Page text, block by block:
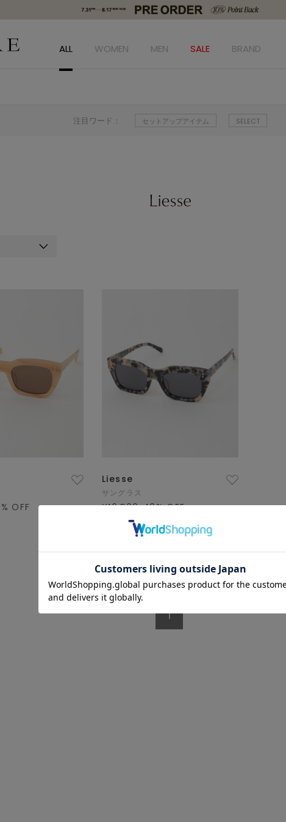
ALL WOMEN MEN SALE BRAND
注目ワード： セットアップアイテム SELECT
% OFF
Liesse
サングラス
¥16,500 40% OFF
¥9,900
1/1 ページ全3件
1